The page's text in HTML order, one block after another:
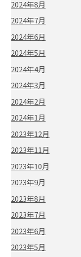
2024年8月
2024年7月
2024年6月
2024年5月
2024年4月
2024年3月
2024年2月
2024年1月
2023年12月
2023年11月
2023年10月
2023年9月
2023年8月
2023年7月
2023年6月
2023年5月